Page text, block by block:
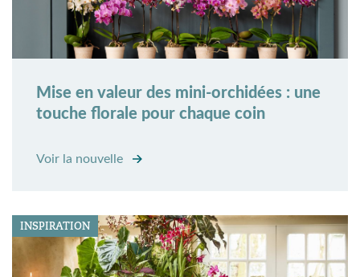
Mise en valeur des mini-orchidées : une
touche florale pour chaque coin
Voir la nouvelle
INSPIRATION